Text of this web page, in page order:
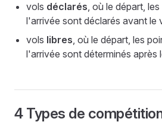
vols déclarés, où le départ,
l'arrivée sont déclarés avant le
vols libres, où le départ, les
l'arrivée sont déterminés après
4 Types de